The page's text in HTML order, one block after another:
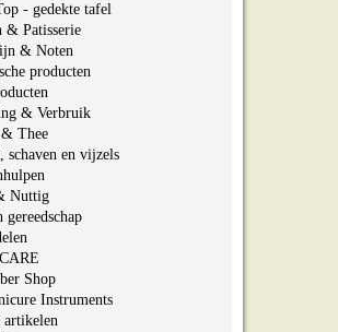
€29.95.
- gedekte tafel
& Patisserie
& Noten
producten
& Verbruik
Thee
schaven en vijzels
Nuttig
gereedschap
Shop
Instruments
artikelen